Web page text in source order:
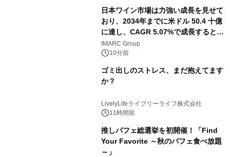
日本ワイン市場は力強い成長を見せて
おり、2034年までに米ドル 50.4 十億
に達し、CAGR 5.07%で成長すると予
測
IMARC Group
10分前
ゴミ出しのストレス、まだ抱えてます
か？
LivelyLifeライブリーライフ株式会社
11時間前
推しパフェ総選挙を初開催！「Find
Your Favorite ～秋のパフェ食べ放題
～」